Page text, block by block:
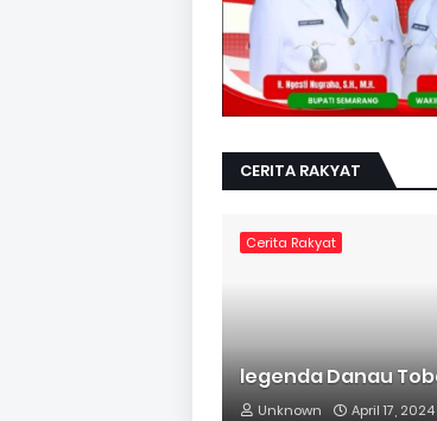
CERITA RAKYAT
Cerita Rakyat
legenda Danau
Unknown April 17, 2024